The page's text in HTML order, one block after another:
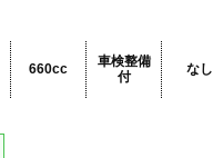
660cc
車検整備
付
なし